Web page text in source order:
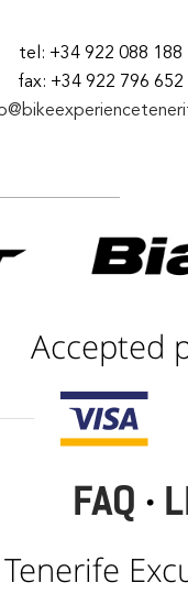
tel: +34 922 088 188
fax: +34 922 796 652
Accepted
FAQ ·